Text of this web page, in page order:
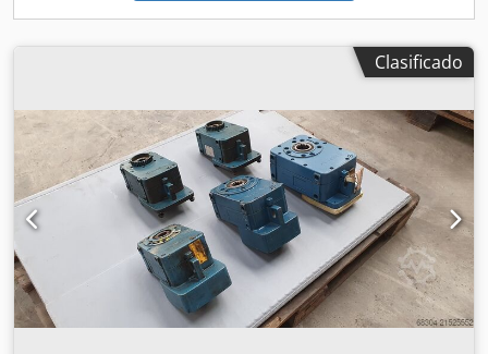
Tecnología avanzada que garantiza la calidad del producto
Clasificado